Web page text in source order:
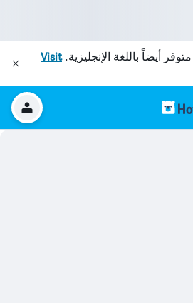
متوفر أيضاً باللغة الإنجليزية.Visit